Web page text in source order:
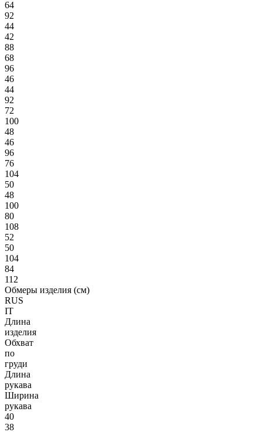
64
92
44
42
88
68
96
46
44
92
72
100
48
46
96
76
104
50
48
100
80
108
52
50
104
84
112
Обмеры изделия (см)
RUS
IT
Длина
изделия
Обхват
по
груди
Длина
рукава
Ширина
рукава
40
38